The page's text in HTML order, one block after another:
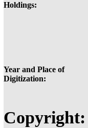
Holdings:
Year and Place of
Digitization:
Copyright: